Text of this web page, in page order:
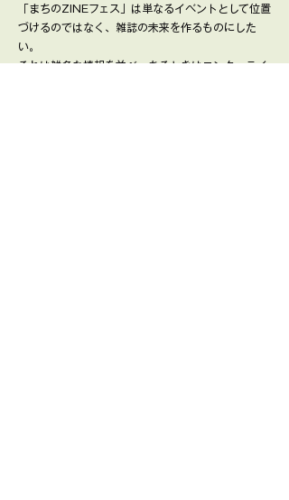
「まちのZINEフェス」は単なるイベントとして位置
づけるのではなく、雑誌の未来を作るものにした
い。
それは雑多な情報を並べ、あるときはエンターテイ